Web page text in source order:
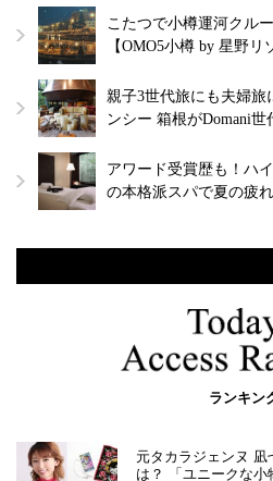
こたつで小樽運河クル
【OMO5小樽 by 星野リ
親子3世代旅にも夫婦
ンシー 箱根がDomani世
アワード受賞歴も！ハ
の本格派スパで夏の疲
ランキン
元タカラジェンヌ
は？ 「ユニークな